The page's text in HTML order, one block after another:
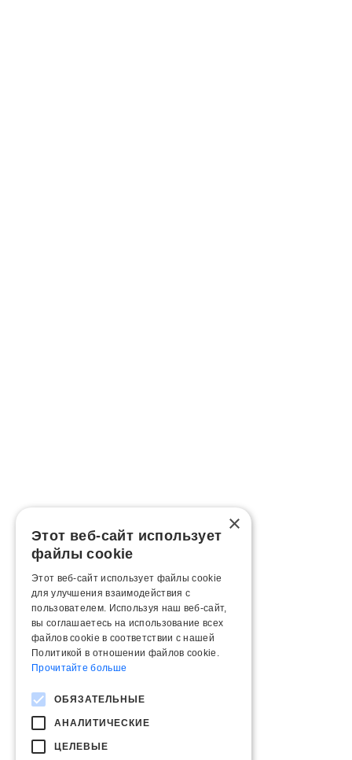
×
Этот веб-сайт использует
файлы cookie
Этот веб-сайт использует файлы cookie
для улучшения взаимодействия с
пользователем. Используя наш веб-сайт,
вы соглашаетесь на использование всех
файлов cookie в соответствии с нашей
Политикой в ​​отношении файлов cookie.
Прочитайте больше
ОБЯЗАТЕЛЬНЫЕ
АНАЛИТИЧЕСКИЕ
ЦЕЛЕВЫЕ